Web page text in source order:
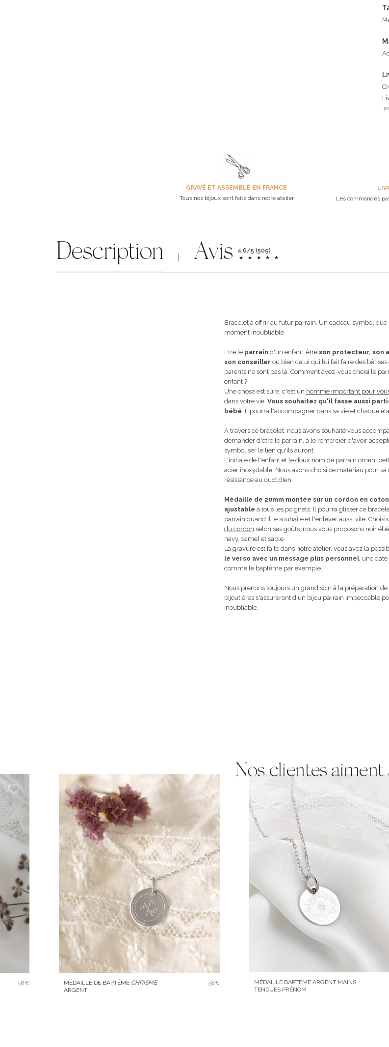
GRAVÉ ET ASSEMBLÉ EN FRANCE
Tous nos bijoux sont faits dans notre atelier
Les commandes
Description Avis 4.6/5 (509)
Bracelet à offrir au futur parrain. Un cadeau symbolique
moment inoubliable.
Etre le parrain d'un enfant, être son protecteur, son
son conseiller ou bien celui qui lui fait faire des bêtises
parents ne sont pas là. Comment avez-vous choisi le
enfant ?
Une chose est sûre, c'est un homme important pour
dans votre vie. Vous souhaitez qu'il fasse aussi
bébé . Il pourra l'accompagner dans sa vie et chaque
A travers ce bracelet, nous avons souhaité vous
demander d'être le parrain, à le remercier d'avoir
symboliser le lien qu'ils auront.
L'initiale de l'enfant et le doux nom de parrain ornent
acier inoxydable. Nous avons choisi ce matériau pour sa
résistance au quotidien.
Médaille de 20mm montée sur un cordon en
ajustable à tous les poignets. Il pourra glisser ce
parrain quand il le souhaite et l'enlever aussi vite.
du cordon selon ses goûts, nous vous proposons noir
navy, camel et sable.
La gravure est faite dans notre atelier, vous avez la
le verso avec un message plus personnel, une
comme le baptême par exemple.
Nous prenons toujours un grand soin à la préparation de
bijoutières s'assureront d'un bijou parrain impeccable
inoubliable.
Nos clientes aiment
58€ MÉDAILLE DE BAPTÊME CHRISME
ARGENT
58€
MÉDAILLE BAPTEME ARGENT MAINS
TENDUES PRÉNOM